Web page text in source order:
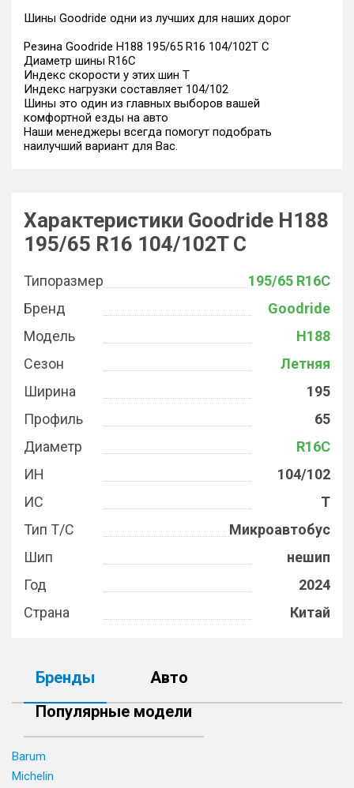
Шины Goodride одни из лучших для наших дорог
Резина Goodride H188 195/65 R16 104/102T C
Диаметр шины R16C
Индекс скорости у этих шин T
Индекс нагрузки составляет 104/102
Шины это один из главных выборов вашей
комфортной езды на авто
Наши менеджеры всегда помогут подобрать
наилучший вариант для Вас.
Характеристики Goodride H188
195/65 R16 104/102T C
Типоразмер
195/65 R16C
Бренд
Goodride
Модель
H188
Сезон
Летняя
Ширина
195
Профиль
65
Диаметр
R16C
ИН
104/102
ИС
T
Тип Т/С
Микроавтобус
Шип
нешип
Год
2024
Страна
Китай
Бренды
Авто
Популярные модели
Barum
Michelin